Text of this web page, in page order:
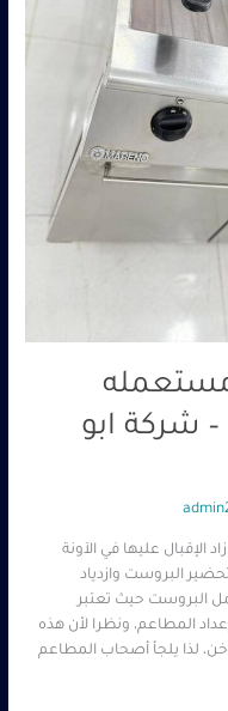
بالرياض 0560485279 – شركة ابو
عليها في الآونة
البروست وازدياد
البروست حيث تعتبر
المطاعم، ونظرا لأن هذه
لذا يلجأ أصحاب المطاعم